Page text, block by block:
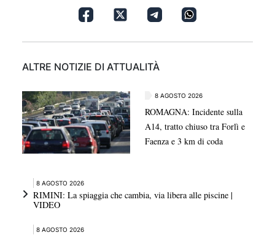
ALTRE NOTIZIE DI ATTUALITÀ
8 AGOSTO 2026
ROMAGNA: Incidente sulla
A14, tratto chiuso tra Forlì e
Faenza e 3 km di coda
8 AGOSTO 2026
RIMINI: La spiaggia che cambia, via libera alle piscine |
VIDEO
8 AGOSTO 2026